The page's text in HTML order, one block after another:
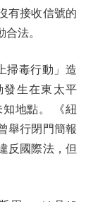
有接收信號的
法。
毒行動」造
發生在東太平
地點。 《紐
舉行閉門簡報
反國際法，但